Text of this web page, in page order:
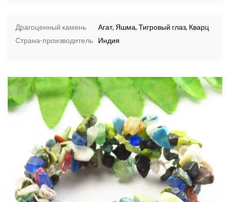
Драгоценный камень
Агат, Яшма, Тигровый глаз, Кварц
Страна-производитель
Индия